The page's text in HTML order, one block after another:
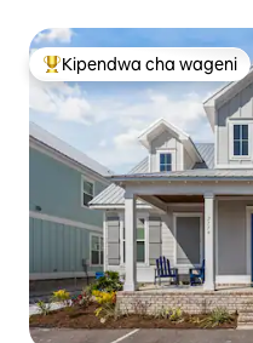
Kipendwa maarufu cha
Kipendwa cha wageni